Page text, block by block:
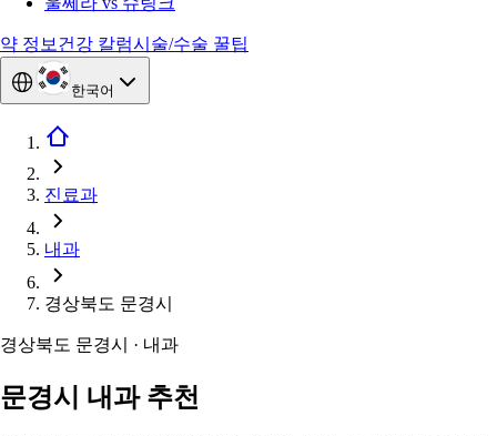
약 정보 건강 칼럼시술/수술 꿀팁
한국어
진료과
내과
경상북도 문경시
경상북도 문경시 · 내과
문경시 내과 추천